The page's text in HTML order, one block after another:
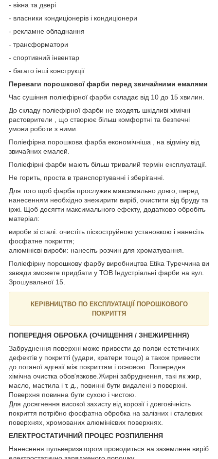
- вікна та двері
- власники кондиціонерів і кондиціонери
- рекламне обладнання
- трансформатори
- спортивний інвентар
- багато інші конструкції
Переваги порошкової фарби перед звичайними емалями
Час сушіння поліефірної фарби складає від 10 до 15 хвилин.
До складу поліефірної фарби не входять шкідливі хімічні
растоврители , що створює більш комфортні та безпечні
умови роботи з ними.
Поліефірна порошкова фарба економічніша , на відміну від
звичайних емалей.
Поліефірні фарби мають більш тривалий термін експлуатації.
Не горить, проста в транспортуванні і зберіганні.
Для того щоб фарба прослужив максимально довго, перед
нанесенням необхідно знежирити виріб, очистити від бруду та
іржі. Щоб досягти максимального ефекту, додатково обробіть
матеріал:
вироби зі сталі: очистіть піскоструйною установкою і нанесіть
фосфатне покриття;
алюмінієві вироби: нанесіть розчин для хроматування.
Поліефірну порошкову фарбу виробництва Etika Туреччина ви
завжди зможете придбати у ТОВ Індустріальні фарби на вул.
Зрошувальної 15.
КЕРІВНИЦТВО ПО ЕКСПЛУАТАЦІЇ ПОРОШКОВОГО
ПОКРИТТЯ
ПОПЕРЕДНЯ ОБРОБКА (ОЧИЩЕННЯ / ЗНЕЖИРЕННЯ)
Забруднення поверхні може привести до появи естетичних
дефектів у покритті (удари, кратери тощо) а також привести
до поганої адгезії між покриттям і основою. Попередня
хімічна очистка обов'язкове.Жирні забруднення, такі як жир,
масло, мастила і т. д., повинні бути видалені з поверхні.
Поверхня повинна бути сухою і чистою.
Для досягнення високої захисту від корозії і довговічність
покриття потрібно фосфатна обробка на залізних і сталевих
поверхнях, хромованих алюмінієвих поверхнях.
ЕЛЕКТРОСТАТИЧНИЙ ПРОЦЕС РОЗПИЛЕННЯ
Нанесення пульверизатором проводиться на заземлене виріб